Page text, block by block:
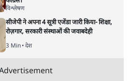
दूरदर्शी रणनीति या
मोड़?
2026
ईयू अध्यक्ष उर्सुला वॉन डेर लेयेन और